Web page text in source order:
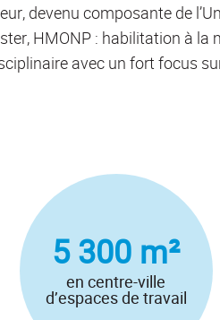
devenu composante de
HMONP : habilitation à
avec un fort focus
5 300 m²
en centre-ville
d’espaces de travail